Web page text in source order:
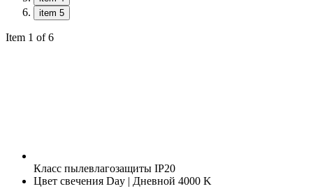
item 5
Item 1 of 6
Класс пылевлагозащиты IP20
Цвет свечения Day | Дневной 4000 K